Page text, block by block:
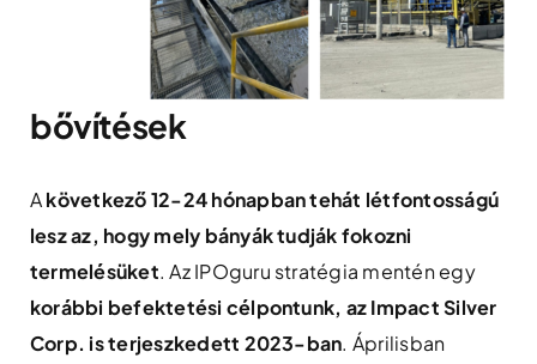
bővítések
Akövetkező 12-24 hónapban tehát létfontosságú
lesz az, hogy mely bányák tudják fokozni
termelésüket. Az IPOguru stratégia mentén egy
korábbi befektetési célpontunk, az Impact Silver
Corp. is terjeszkedett 2023-ban. Áprilisban